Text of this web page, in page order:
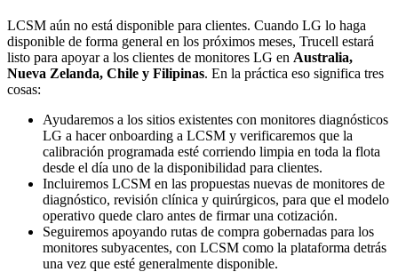
LCSM aún no está disponible para clientes. Cuando LG lo haga
disponible de forma general en los próximos meses, Trucell estará
listo para apoyar a los clientes de monitores LG en Australia,
Nueva Zelanda, Chile y Filipinas. En la práctica eso significa tres
cosas:
Ayudaremos a los sitios existentes con monitores diagnósticos
LG a hacer onboarding a LCSM y verificaremos que la
calibración programada esté corriendo limpia en toda la flota
desde el día uno de la disponibilidad para clientes.
Incluiremos LCSM en las propuestas nuevas de monitores de
diagnóstico, revisión clínica y quirúrgicos, para que el modelo
operativo quede claro antes de firmar una cotización.
Seguiremos apoyando rutas de compra gobernadas para los
monitores subyacentes, con LCSM como la plataforma detrás
una vez que esté generalmente disponible.